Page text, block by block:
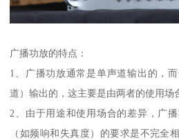
广播功放的特点：
1、广播功放通常是单声道输出的，
道）输出的，这主要是由两者的使用场
2、由于用途和使用场合的差异，广
（如频响和失真度）的要求是不完全